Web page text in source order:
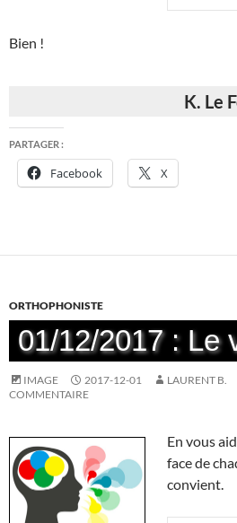
Bien !
K. Le
PARTAGER :
Facebook X
ORTHOPHONISTE
01/12/2017 : Le
IMAGE 2017-12-01 LAURENT B.
COMMENTAIRE
En vous
face de
convient.